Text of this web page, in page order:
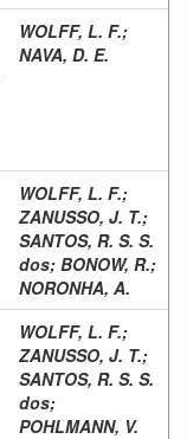
WOLFF, L. F.;
NAVA, D. E.
WOLFF, L. F.;
ZANUSSO, J. T.;
SANTOS, R. S. S.
dos; BONOW, R.;
NORONHA, A.
WOLFF, L. F.;
ZANUSSO, J. T.;
SANTOS, R. S. S.
dos;
POHLMANN, V.